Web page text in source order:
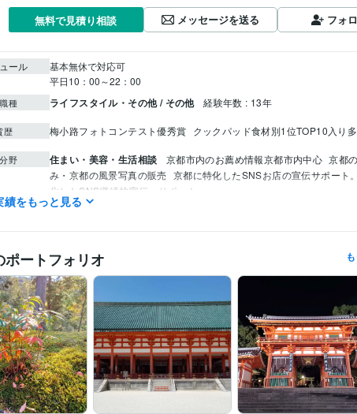
無料で見積り相談 メッセージを送る フォ
ール
基本無休で対応可
平日10：00～22：00
種 ライフスタイル・その他 / その他 経験年数 : 13年
歴 梅小路フォトコンテスト優秀賞 クックパッド食材別1位TOP10入り
野 住まい・美容・生活相談 京都市内のお薦め情報京都市内中心 京都
み・京都の風景写真の販売 京都に特化したSNSお店の宣伝サポート
化したSNS継続的宣伝・サポート
観光 写真
で
績をもっと見る
ポートフォリオ